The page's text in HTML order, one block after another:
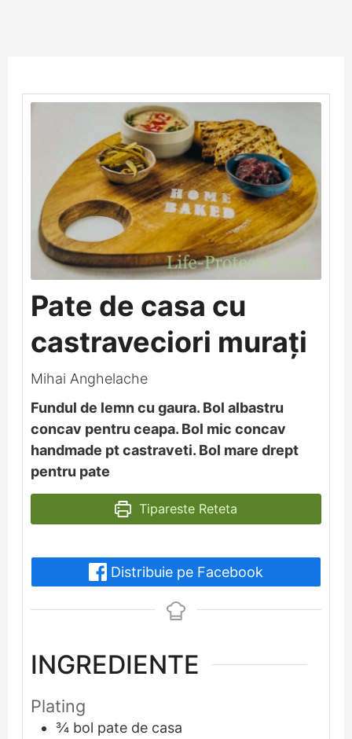
Pate de casa cu
castraveciori murați
Mihai Anghelache
Fundul de lemn cu gaura. Bol albastru
concav pentru ceapa. Bol mic concav
handmade pt castraveti. Bol mare drept
pentru pate
Tipareste Reteta
Distribuie pe Facebook
INGREDIENTE
Plating
¾ bol pate de casa